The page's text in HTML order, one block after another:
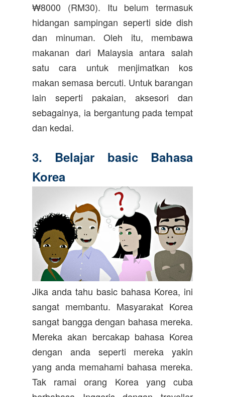
₩8000 (RM30). Itu belum termasuk
hidangan sampingan seperti side dish
dan minuman. Oleh itu, membawa
makanan dari Malaysia antara salah
satu cara untuk menjimatkan kos
makan semasa bercuti. Untuk barangan
lain seperti pakaian, aksesori dan
sebagainya, ia bergantung pada tempat
dan kedai.
3. Belajar basic Bahasa
Korea
Jika anda tahu basic bahasa Korea, ini
sangat membantu. Masyarakat Korea
sangat bangga dengan bahasa mereka.
Mereka akan bercakap bahasa Korea
dengan anda seperti mereka yakin
yang anda memahami bahasa mereka.
Tak ramai orang Korea yang cuba